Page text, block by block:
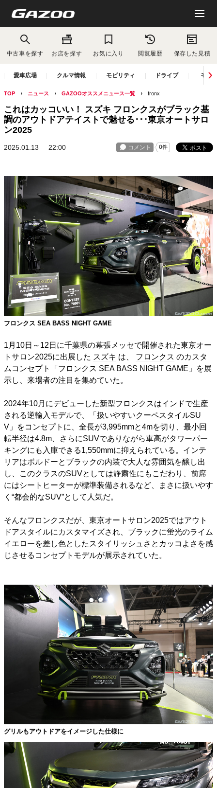
中古車を探す お店を探す お気に入り 閲覧履歴 保存した見積
愛車広場 クルマ情報 モビリティ ドライブ モー
TOP ニュース GAZOOオススメニュース一覧 fronx
これはカッコいい！ スズキ フロンクスがブラック基
調のアウトドアテイストで魅せる･･･東京オートサロ
ン2025
2025.01.13 22:00
フロンクス SEA BASS NIGHT GAME
1月10日～12日に千葉県の幕張メッセで開催された東京オー
トサロン2025に出展した スズキ は、 フロンクス のカスタ
ムコンセプト「フロンクス SEA BASS NIGHT GAME」を展
示し、来場者の注目を集めていた。
2024年10月にデビューした新型フロンクスはインドで生産
される逆輸入モデルで、「扱いやすいクーペスタイルSU
V」をコンセプトに、全長が3,995mmと4mを切り、最小回
転半径は4.8m、さらにSUVでありながら車高がタワーパー
キングにも入庫できる1,550mmに抑えられている。インテ
リアはボルドーとブラックの内装で大人な雰囲気を醸し出
し、このクラスのSUVとしては静粛性にもこだわり、前席
にはシートヒーターが標準装備されるなど、まさに扱いやす
く“都会的なSUV”として人気だ。
そんなフロンクスだが、東京オートサロン2025ではアウト
ドアスタイルにカスタマイズされ、ブラックに蛍光のライム
イエローを差し色としたスタイリッシュさとカッコよさを感
じさせるコンセプトモデルが展示されていた。
グリルもアウトドアをイメージした仕様に